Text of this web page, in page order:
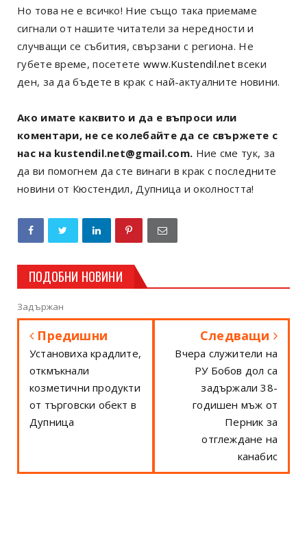
Но това не е всичко! Ние също така приемаме
сигнали от нашите читатели за нередности и
случващи се събития, свързани с региона. Не
губете време, посетете www.Kustendil.net всеки
ден, за да бъдете в крак с най-актуалните новини.
Ако имате каквито и да е въпроси или
коментари, не се колебайте да се свържете с
нас на kustendil.net@gmail.com. Ние сме тук, за
да ви помогнем да сте винаги в крак с последните
новини от Кюстендил, Дупница и околността!
ПОДОБНИ НОВИНИ
Задържан
Предишни
Установиха крадлите,
откмъкнали
козметични продукти
от търговски обект в
Дупница
Следващи
Вчера служители на
РУ Бобов дол са
задържали 38-
годишен мъж от
Перник за
отглеждане на
канабис